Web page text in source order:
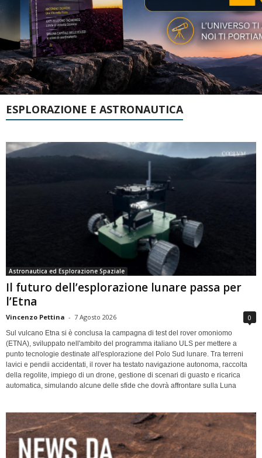
ESPLORAZIONE E ASTRONAUTICA
Astronautica ed Esplorazione Spaziale
Il futuro dell’esplorazione lunare passa per
l’Etna
Vincenzo Pettina - 7 Agosto 2026 0
Sul vulcano Etna si è conclusa la campagna di test del rover omoniomo
(ETNA), sviluppato nell'ambito del programma italiano ULS per mettere a
punto tecnologie destinate all'esplorazione del Polo Sud lunare. Tra terreni
lavici e pendii accidentati, il rover ha testato navigazione autonoma, raccolta
della regolite, impiego di un drone, gestione di scenari di guasto e ricarica
automatica, simulando alcune delle sfide che dovrà affrontare sulla Luna